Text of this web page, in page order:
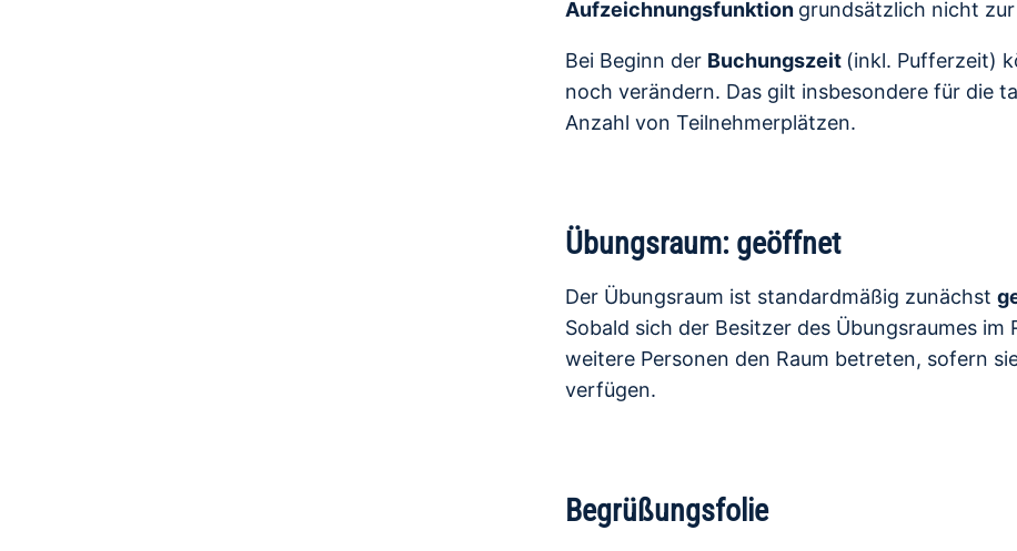
Aufzeichnungsfunktion grundsätzlich nicht
Bei Beginn der Buchungszeit (inkl. Pufferzeit)
noch verändern. Das gilt insbesondere für die
Anzahl von Teilnehmerplätzen.
Übungsraum: geöffnet
Der Übungsraum ist standardmäßig zunächst
Sobald sich der Besitzer des Übungsraumes im
weitere Personen den Raum betreten, sofern
verfügen.
Begrüßungsfolie